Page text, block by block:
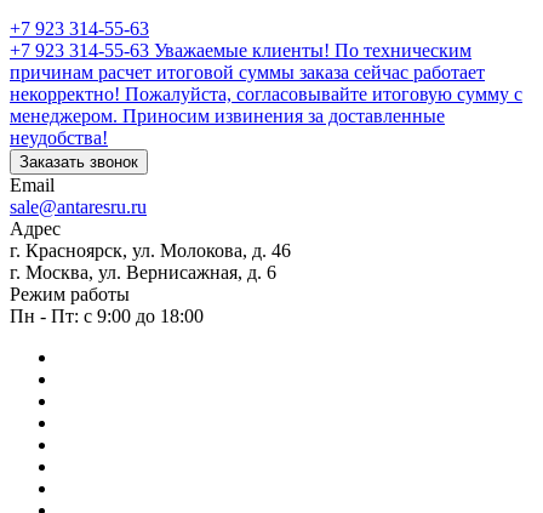
+7 923 314-55-63
+7 923 314-55-63 Уважаемые клиенты! По техническим
причинам расчет итоговой суммы заказа сейчас работает
некорректно! Пожалуйста, согласовывайте итоговую сумму с
менеджером. Приносим извинения за доставленные
неудобства!
Заказать звонок
Email
sale@antaresru.ru
Адрес
г. Красноярск, ул. Молокова, д. 46
г. Москва, ул. Вернисажная, д. 6
Режим работы
Пн - Пт: с 9:00 до 18:00